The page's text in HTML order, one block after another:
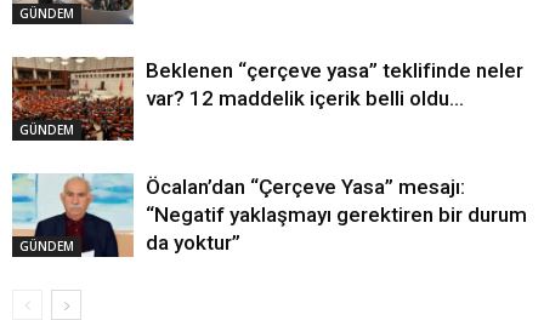
GÜNDEM
GÜNDEM
Beklenen “çerçeve yasa” teklifinde neler
var? 12 maddelik içerik belli oldu…
GÜNDEM
Öcalan’dan “Çerçeve Yasa” mesajı:
“Negatif yaklaşmayı gerektiren bir durum
da yoktur”